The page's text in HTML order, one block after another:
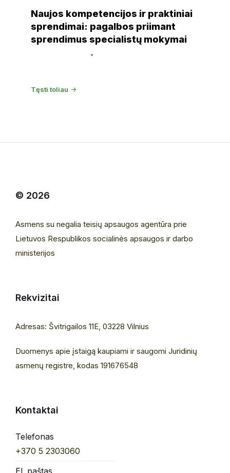
Naujos kompetencijos ir praktiniai
sprendimai: pagalbos priimant
sprendimus specialistų mokymai
Tęsti toliau
© 2026
Asmens su negalia teisių apsaugos agentūra prie
Lietuvos Respublikos socialinės apsaugos ir darbo
ministerijos
Rekvizitai
Adresas: Švitrigailos 11E, 03228 Vilnius
Duomenys apie įstaigą kaupiami ir saugomi Juridinių
asmenų registre, kodas 191676548
Kontaktai
Telefonas
+370 5 2303060
El. paštas